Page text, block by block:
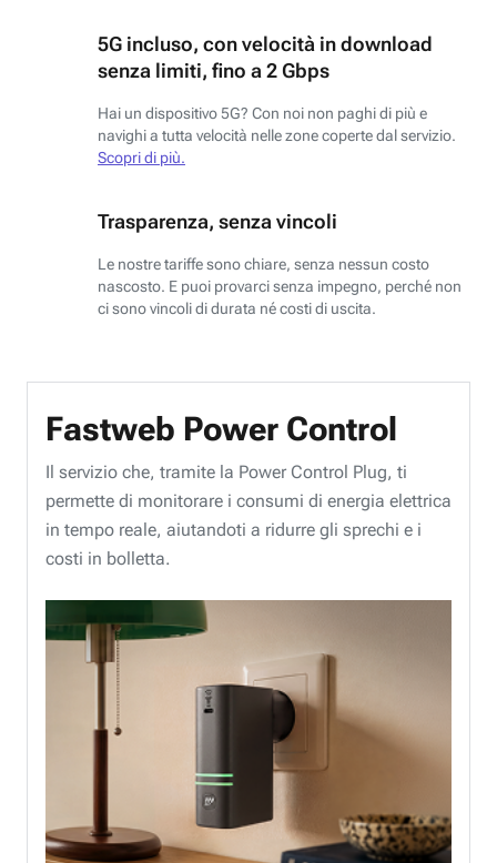
5G incluso, con velocità in download
senza limiti, fino a 2 Gbps
Hai un dispositivo 5G? Con noi non paghi di più e
navighi a tutta velocità nelle zone coperte dal servizio.
Scopri di più.
Trasparenza, senza vincoli
Le nostre tariffe sono chiare, senza nessun costo
nascosto. E puoi provarci senza impegno, perché non
ci sono vincoli di durata né costi di uscita.
Fastweb Power Control
Il servizio che, tramite la Power Control Plug, ti
permette di monitorare i consumi di energia elettrica
in tempo reale, aiutandoti a ridurre gli sprechi e i
costi in bolletta.